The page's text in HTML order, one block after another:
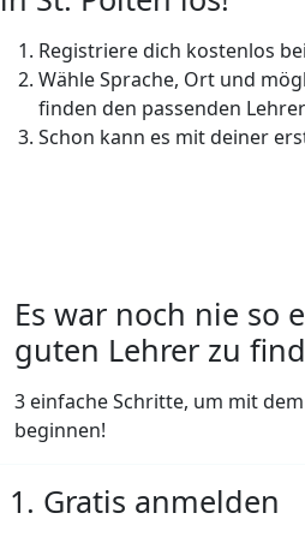
Registriere dich kostenlos
Wähle Sprache, Ort und
finden den passenden
Schon kann es mit deiner
Es war noch nie so
guten Lehrer zu
3 einfache Schritte, um mit
beginnen!
1. Gratis anmelden